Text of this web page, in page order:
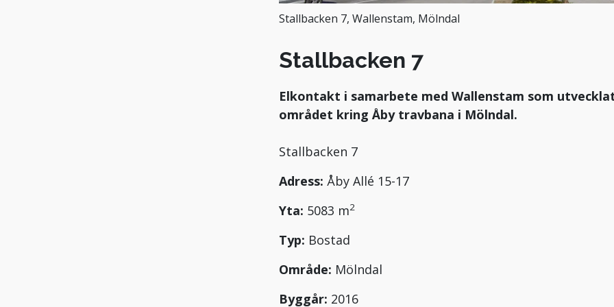
Stallbacken 7, Wallenstam, Mölndal
Stallbacken 7
Elkontakt i samarbete med Wallenstam som
området kring Åby travbana i Mölndal.
Stallbacken 7
Adress: Åby Allé 15-17
Yta: 5083 m2
Typ: Bostad
Område: Mölndal
Byggår: 2016